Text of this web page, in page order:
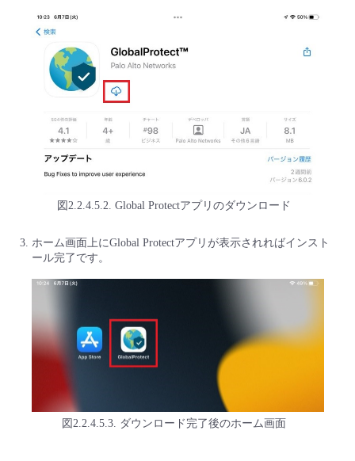
図2.2.4.5.2. Global Protectアプリのダウンロード
ホーム画面上にGlobal Protectアプリが表示されればインスト
ール完了です。
図2.2.4.5.3. ダウンロード完了後のホーム画面